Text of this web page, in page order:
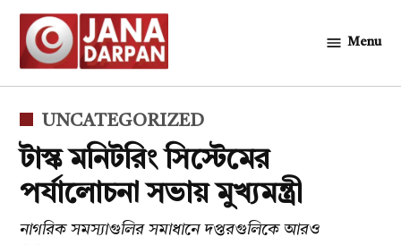
Skip
content
Menu
POSTED
UNCATEGORIZED
টাস্ক মনিটরিং সিস্টেমের
পর্যালোচনা সভায় মুখ্যমন্ত্রী
নাগরিক সমস্যাগুলির সমাধানে দপ্তরগুলিকে আরও